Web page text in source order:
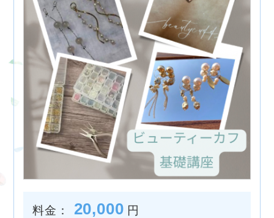
料金： 20,000 円